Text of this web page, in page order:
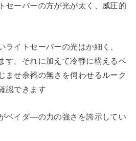
セーバーの方が光が太く、威圧的
ライトセーバーの光はか細く、
す。それに加えて冷静に構えるベ
ませ余裕の無さを伺わせるルーク
認できます
ベイダ―の力の強さを誇示してい